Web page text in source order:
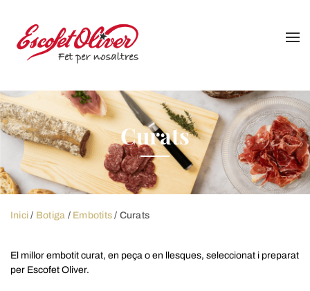
content
Curats
Inici / Botiga / Embotits / Curats
El millor embotit curat, en peça o en llesques, seleccionat i preparat
per Escofet Oliver.